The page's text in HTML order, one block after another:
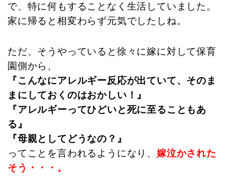
で、特に何もすることなく生活していました。
家に帰ると相変わらず元気でしたしね。
ただ、そうやっていると徐々に嫁に対して保育
園側から、
『こんなにアレルギー反応が出ていて、そのま
まにしておくのはおかしい！』
『アレルギーってひどいと死に至ることもあ
る』
『母親としてどうなの？』
ってことを言われるようになり、 嫁泣かされた
そう・・・。